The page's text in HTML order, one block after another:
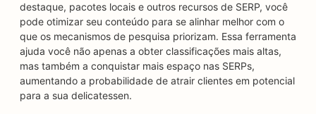
destaque, pacotes locais e outros recursos de SERP, você
pode otimizar seu conteúdo para se alinhar melhor com o
que os mecanismos de pesquisa priorizam. Essa ferramenta
ajuda você não apenas a obter classificações mais altas,
mas também a conquistar mais espaço nas SERPs,
aumentando a probabilidade de atrair clientes em potencial
para a sua delicatessen.